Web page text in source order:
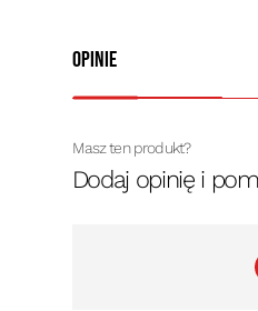
Opinie
Masz ten produkt?
Dodaj opinię i